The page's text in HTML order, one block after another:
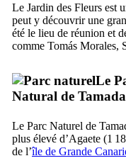
Le Jardin des Fleurs est
peut y découvrir une
été le lieu de réunion et
comme Tomás Morales,
Le
Natural de
Le Parc Naturel de
plus élevé d’Agaete (1
de l’île de Grande